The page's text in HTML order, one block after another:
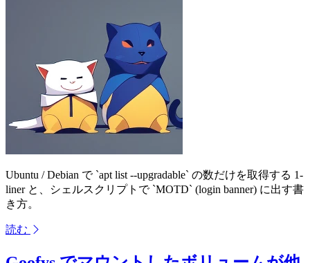
Ubuntu / Debian で `apt list --upgradable` の数だけを取得する 1-
liner と、シェルスクリプトで `MOTD` (login banner) に出す書
き方。
読む